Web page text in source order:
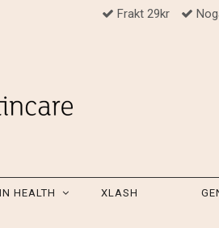
Frakt 29kr
HEALTH XLASH